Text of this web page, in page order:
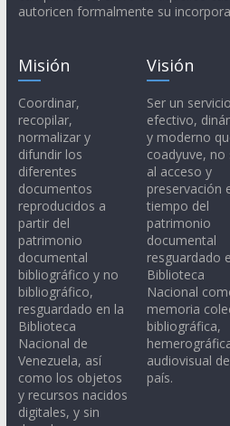
autoricen formalmente su
Misión
Coordinar,
recopilar,
normalizar y
difundir los
diferentes
documentos
reproducidos a
partir del
patrimonio
documental
bibliográfico y no
bibliográfico,
resguardado en la
Biblioteca
Nacional de
Venezuela, así
como los objetos
y recursos nacidos
digitales, y sin
Visión
Ser un servicio
efectivo,
y moderno
coadyuve, no
al acceso y
preservación
tiempo del
patrimonio
documental
resguardado
Biblioteca
Nacional
memoria
bibliográfica,
audiovisual
país.